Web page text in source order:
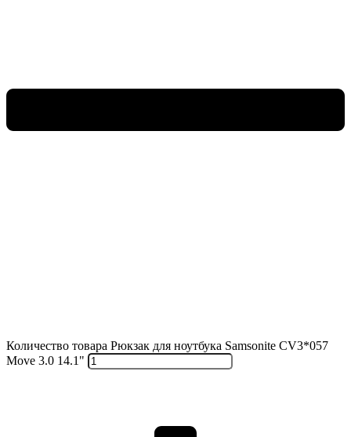
Количество товара Рюкзак для ноутбука Samsonite CV3*057
Move 3.0 14.1"